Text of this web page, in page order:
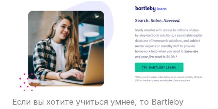
Если вы хотите учиться умнее, то Bartleby